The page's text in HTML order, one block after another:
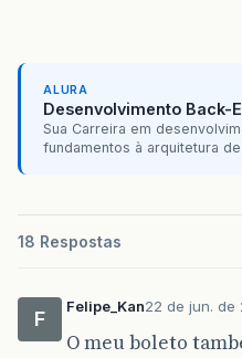
ALURA
Desenvolvimento Back-
Sua Carreira em
fundamentos à arquitetura
18 Respostas
F
Felipe_Kan22 de jun. de
O meu boleto